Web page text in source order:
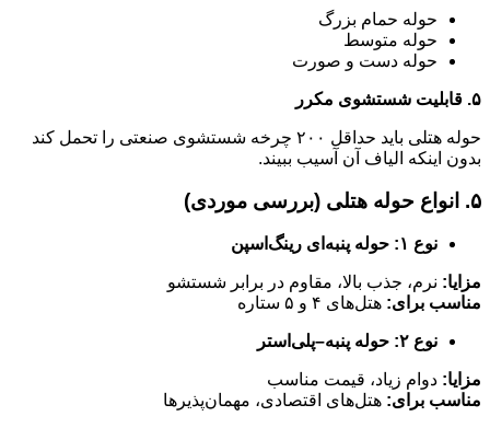
حوله حمام بزرگ
حوله متوسط
حوله دست و صورت
۵. قابلیت شستشوی مکرر
حوله هتلی باید حداقل ۲۰۰ چرخه شستشوی صنعتی را تحمل کند
بدون اینکه الیاف آن آسیب ببیند.
۵. انواع حوله هتلی (بررسی موردی)
نوع ۱: حوله پنبه‌ای رینگ‌اسپن
مزایا: نرم، جذب بالا، مقاوم در برابر شستشو
مناسب برای: هتل‌های ۴ و ۵ ستاره
نوع ۲: حوله پنبه–پلی‌استر
مزایا: دوام زیاد، قیمت مناسب
مناسب برای: هتل‌های اقتصادی، مهمان‌پذیرها